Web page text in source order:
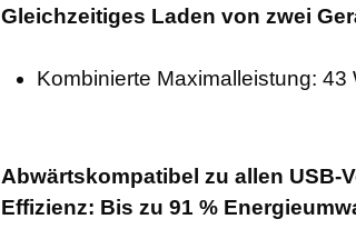
Gleichzeitiges Laden von zwei
Kombinierte Maximalleistung: 43
Abwärtskompatibel zu allen USB-
Effizienz: Bis zu 91 %